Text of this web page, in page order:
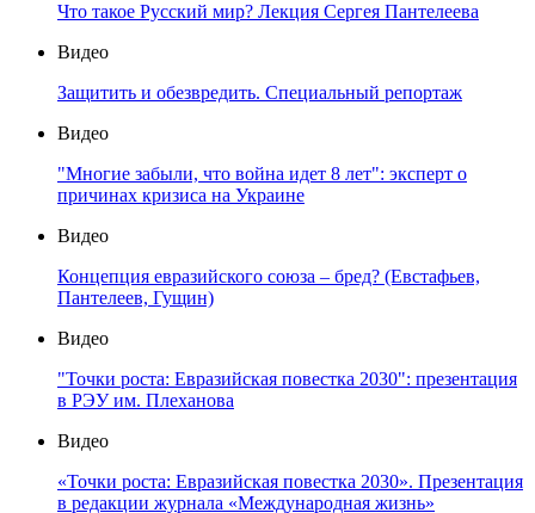
Что такое Русский мир? Лекция Сергея Пантелеева
Видео
Защитить и обезвредить. Специальный репортаж
Видео
"Многие забыли, что война идет 8 лет": эксперт о
причинах кризиса на Украине
Видео
Концепция евразийского союза – бред? (Евстафьев,
Пантелеев, Гущин)
Видео
"Точки роста: Евразийская повестка 2030": презентация
в РЭУ им. Плеханова
Видео
«Точки роста: Евразийская повестка 2030». Презентация
в редакции журнала «Международная жизнь»